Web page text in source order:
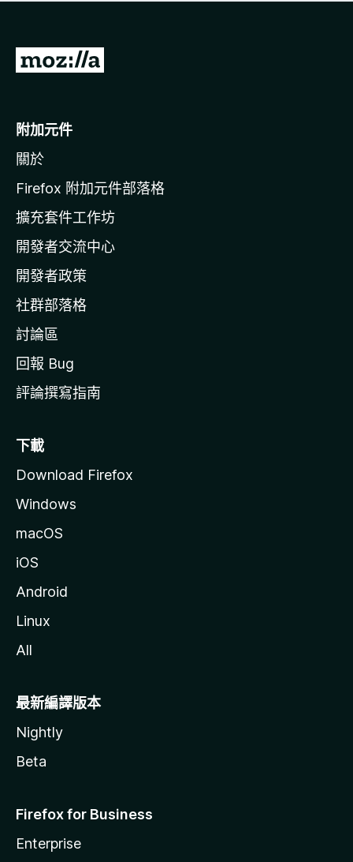
有
前
o
i
l
a
官
網
附加元件
關於
Firefox 附加元件部落格
擴充套件工作坊
開發者交流中心
開發者政策
社群部落格
討論區
回報 Bug
評論撰寫指南
下載
Download Firefox
Windows
macOS
iOS
Android
Linux
All
最新編譯版本
Nightly
Beta
Firefox for Business
Enterprise